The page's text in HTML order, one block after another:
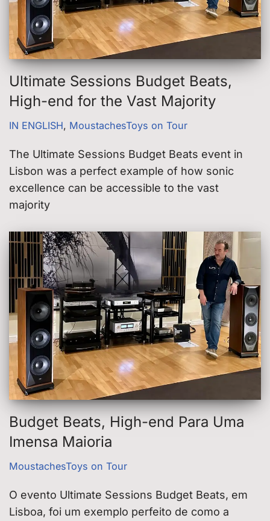
Ultimate Sessions Budget Beats,
High-end for the Vast Majority
IN ENGLISH, MoustachesToys on Tour
The Ultimate Sessions Budget Beats event in
Lisbon was a perfect example of how sonic
excellence can be accessible to the vast
majority
Budget Beats, High-end Para Uma
Imensa Maioria
MoustachesToys on Tour
O evento Ultimate Sessions Budget Beats, em
Lisboa, foi um exemplo perfeito de como a